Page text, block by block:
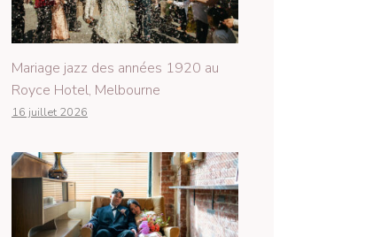
Mariage jazz des années 1920 au
Royce Hotel, Melbourne
16 juillet 2026